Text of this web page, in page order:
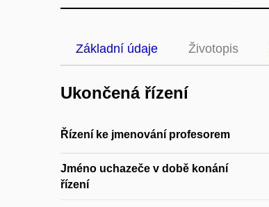
Základní údaje Životopis
Ukončená řízení
Řízení ke jmenování profesorem
Jméno uchazeče v době konání
řízení